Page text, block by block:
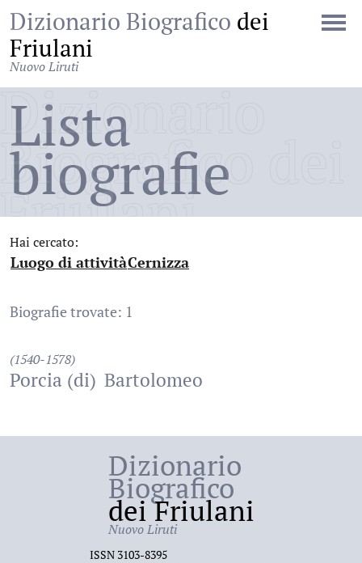
Dizionario Biografico dei
Friulani
Nuovo Liruti
Dizionario
Biografico dei
Friulani
Lista
biografie
Hai cercato:
Luogo di attività
:Cernizza
Biografie trovate: 1
(1540-1578)
Porcia (di) Bartolomeo
Dizionario
Biografico
dei Friulani
Nuovo Liruti
ISSN 3103-8395